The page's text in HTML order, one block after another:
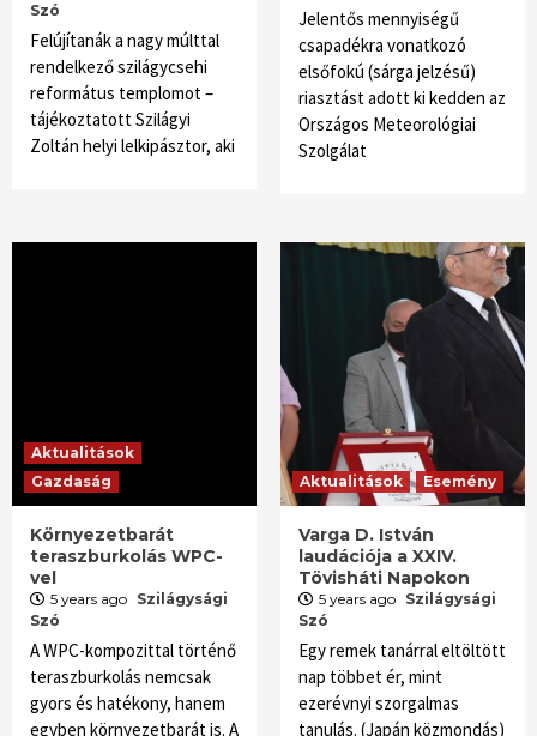
Szó
Felújítanák a nagy múlttal
rendelkező szilágycsehi
református templomot –
tájékoztatott Szilágyi
Zoltán helyi lelkipásztor, aki
Jelentős mennyiségű
csapadékra vonatkozó
elsőfokú (sárga jelzésű)
riasztást adott ki kedden az
Országos Meteorológiai
Szolgálat
Aktualitások
Gazdaság
Környezetbarát
teraszburkolás WPC-
vel
5 years ago Szilágysági
Szó
A WPC-kompozittal történő
teraszburkolás nemcsak
gyors és hatékony, hanem
egyben környezetbarát is. A
Aktualitások Esemény
Varga D. István
laudációja a XXIV.
Tövisháti Napokon
5 years ago Szilágysági
Szó
Egy remek tanárral eltöltött
nap többet ér, mint
ezerévnyi szorgalmas
tanulás. (Japán közmondás)